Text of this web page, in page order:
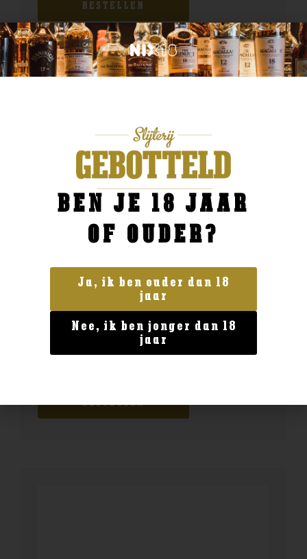
BESTELLEN
Australië
Scapegrace Anthem
BESTELLEN
BEN JE 18 JAAR
OF OUDER?
Ja, ik ben ouder dan 18
jaar
Nee, ik ben jonger dan 18
jaar